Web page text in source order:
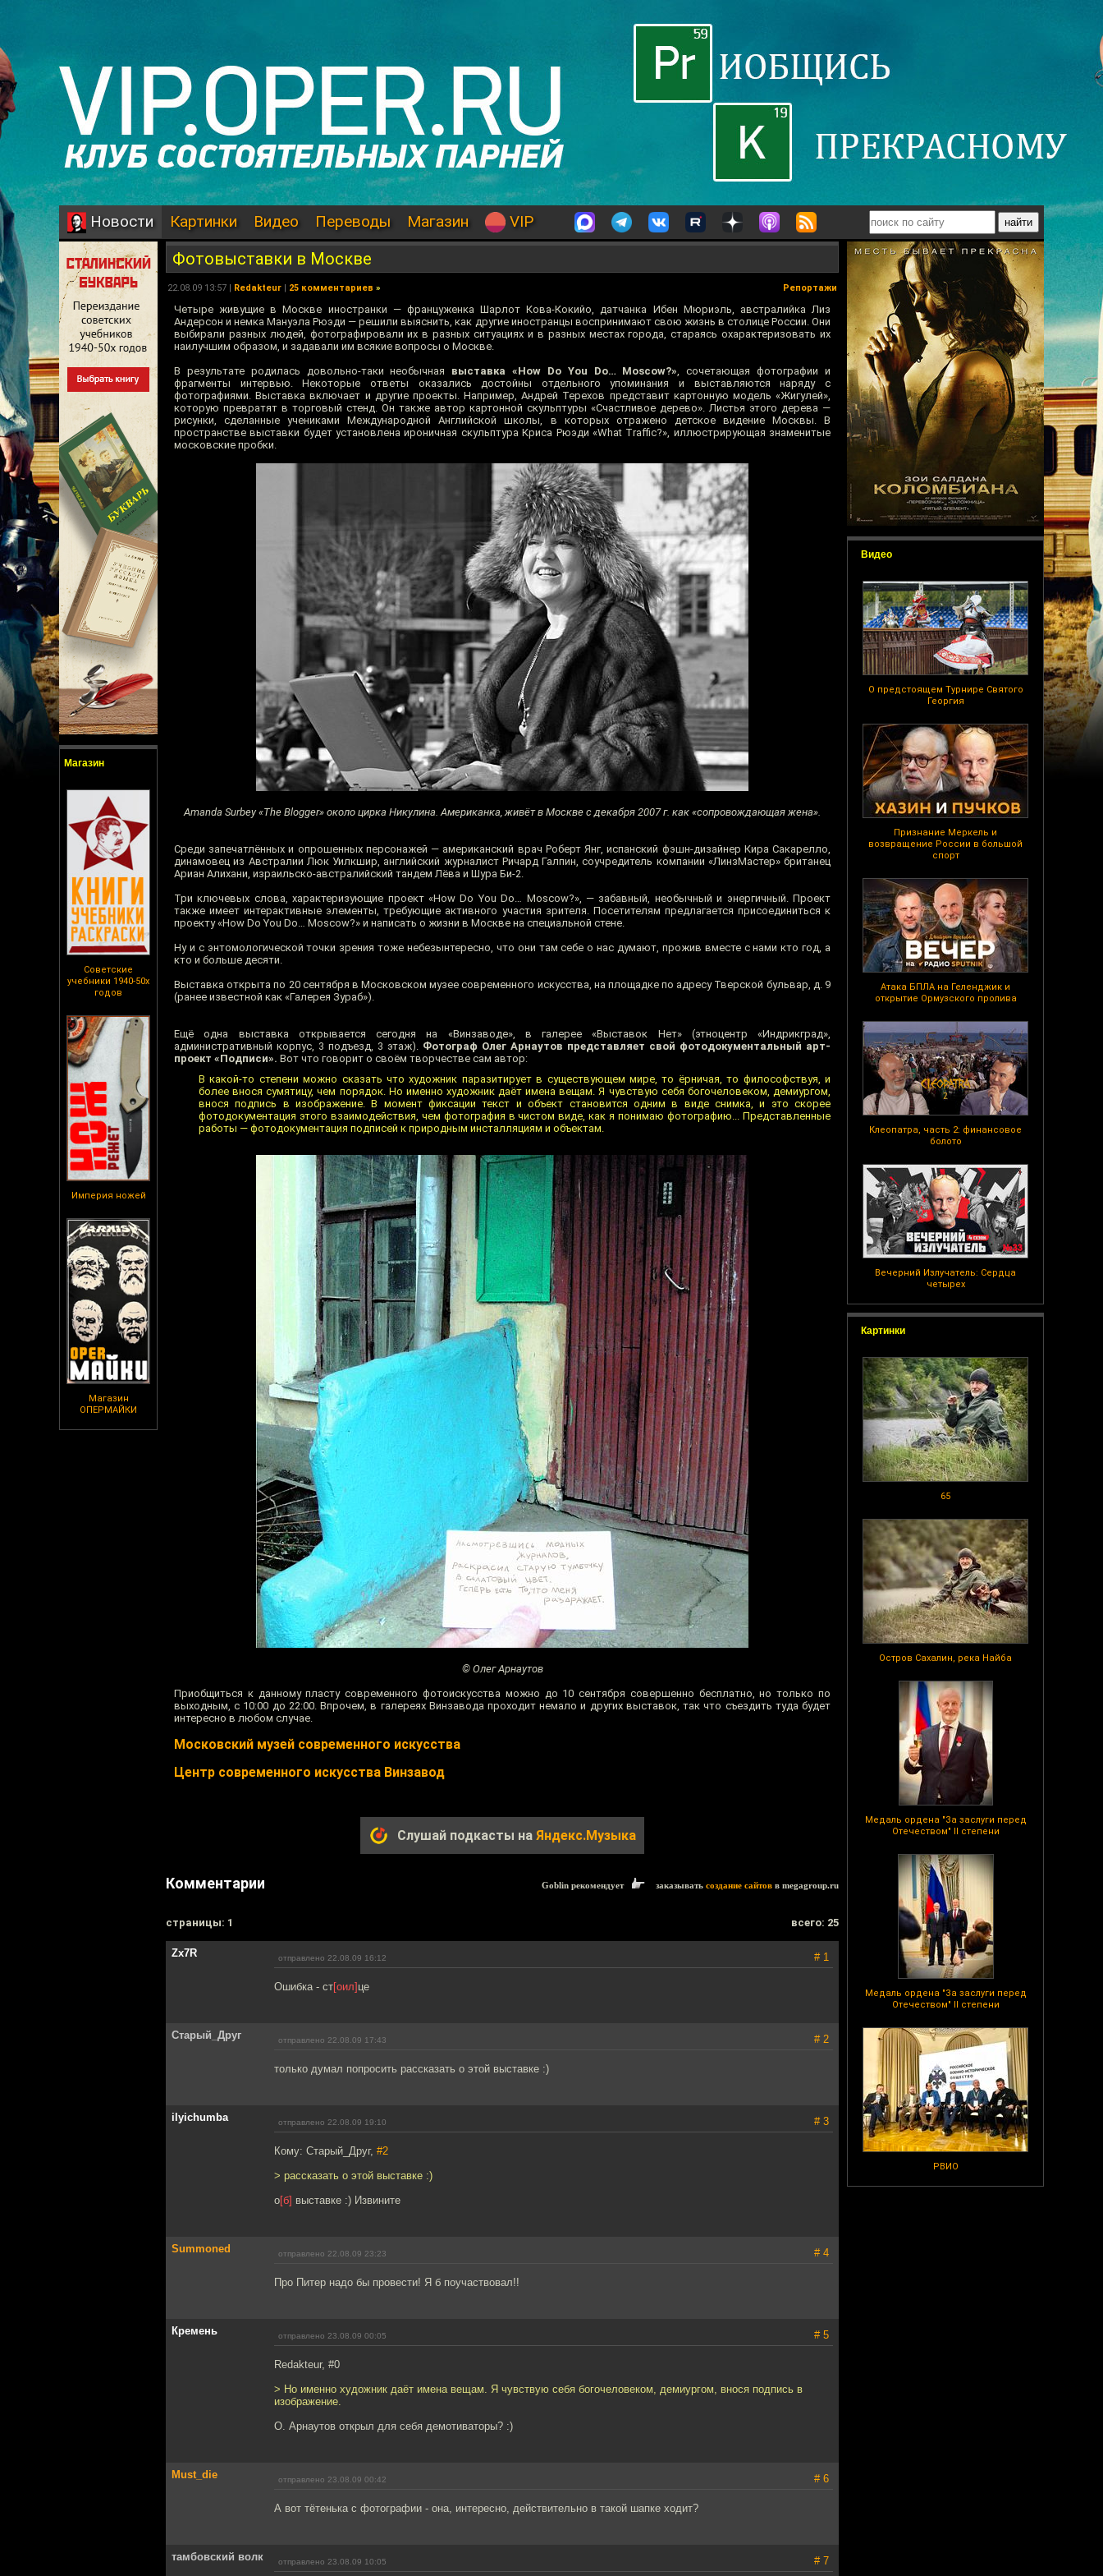
Новости Картинки Видео Переводы Магазин VIP
Магазин
Советские
учебники 1940-50х
годов
Империя ножей
Магазин
ОПЕРМАЙКИ
Видео
О предстоящем Турнире Святого
Георгия
Признание Меркель и
возвращение России в большой
спорт
Атака БПЛА на Геленджик и
открытие Ормузского пролива
Клеопатра, часть 2: финансовое
болото
Вечерний Излучатель: Сердца
четырех
Картинки
65
Остров Сахалин, река Найба
Медаль ордена "За заслуги перед
Отечеством" II степени
Медаль ордена "За заслуги перед
Отечеством" II степени
РВИО
Фотовыставки в Москве
22.08.09 13:57 | Redakteur | 25 комментариев » Репортажи
Четыре живущие в Москве иностранки — француженка Шарлот Кова-Кокийо, датчанка Ибен Мюриэль, австралийка Лиз
Андерсон и немка Мануэла Рюэди — решили выяснить, как другие иностранцы воспринимают свою жизнь в столице России. Они
выбирали разных людей, фотографировали их в разных ситуациях и в разных местах города, стараясь охарактеризовать их
наилучшим образом, и задавали им всякие вопросы о Москве.
В результате родилась довольно-таки необычная выставка «How Do You Do… Moscow?», сочетающая фотографии и
фрагменты интервью. Некоторые ответы оказались достойны отдельного упоминания и выставляются наряду с
фотографиями. Выставка включает и другие проекты. Например, Андрей Терехов представит картонную модель «Жигулей»,
которую превратят в торговый стенд. Он также автор картонной скульптуры «Счастливое дерево». Листья этого дерева —
рисунки, сделанные учениками Международной Английской школы, в которых отражено детское видение Москвы. В
пространстве выставки будет установлена ироничная скульптура Криса Рюэди «What Traffic?», иллюстрирующая знаменитые
московские пробки.
Amanda Surbey «The Blogger» около цирка Никулина. Американка, живёт в Москве с декабря 2007 г. как «сопровождающая жена».
Среди запечатлённых и опрошенных персонажей — американский врач Роберт Янг, испанский фэшн-дизайнер Кира Сакарелло,
динамовец из Австралии Люк Уилкшир, английский журналист Ричард Галпин, соучредитель компании «ЛинзМастер» британец
Ариан Алихани, израильско-австралийский тандем Лёва и Шура Би-2.
Три ключевых слова, характеризующие проект «How Do You Do… Moscow?», — забавный, необычный и энергичный. Проект
также имеет интерактивные элементы, требующие активного участия зрителя. Посетителям предлагается присоединиться к
проекту «How Do You Do… Moscow?» и написать о жизни в Москве на специальной стене.
Ну и с энтомологической точки зрения тоже небезынтересно, что они там себе о нас думают, прожив вместе с нами кто год, а
кто и больше десяти.
Выставка открыта по 20 сентября в Московском музее современного искусства, на площадке по адресу Тверской бульвар, д. 9
(ранее известной как «Галерея Зураб»).
Ещё одна выставка открывается сегодня на «Винзаводе», в галерее «Выставок Нет» (этноцентр «Индрикград»,
административный корпус, 3 подъезд, 3 этаж). Фотограф Олег Арнаутов представляет свой фотодокументальный арт-
проект «Подписи». Вот что говорит о своём творчестве сам автор:
В какой-то степени можно сказать что художник паразитирует в существующем мире, то ёрничая, то философствуя, и
более внося сумятицу, чем порядок. Но именно художник даёт имена вещам. Я чувствую себя богочеловеком, демиургом,
внося подпись в изображение. В момент фиксации текст и объект становится одним в виде снимка, и это скорее
фотодокументация этого взаимодействия, чем фотография в чистом виде, как я понимаю фотографию... Представленные
работы — фотодокументация подписей к природным инсталляциям и объектам.
© Олег Арнаутов
Приобщиться к данному пласту современного фотоискусства можно до 10 сентября совершенно бесплатно, но только по
выходным, с 10:00 до 22:00. Впрочем, в галереях Винзавода проходит немало и других выставок, так что съездить туда будет
интересно в любом случае.
Московский музей современного искусства
Центр современного искусства Винзавод
Слушай подкасты на Яндекс.Музыка
Комментарии Goblin рекомендует заказывать создание сайтов в megagroup.ru
cтраницы: 1 всего: 25
Zx7R отправлено 22.08.09 16:12 # 1
Ошибка - ст[оил] це
Старый_Друг отправлено 22.08.09 17:43 # 2
только думал попросить рассказать о этой выставке :)
ilyichumba отправлено 22.08.09 19:10 # 3
Кому: Старый_Друг, #2
> рассказать о этой выставке :)
о[б] выставке :) Извините
Summoned отправлено 22.08.09 23:23 # 4
Про Питер надо бы провести! Я б поучаствовал!!
Кремень отправлено 23.08.09 00:05 # 5
Redakteur, #0
> Но именно художник даёт имена вещам. Я чувствую себя богочеловеком, демиургом, внося подпись в
изображение.
О. Арнаутов открыл для себя демотиваторы? :)
Must_die отправлено 23.08.09 00:42 # 6
А вот тётенька с фотографии - она, интересно, действительно в такой шапке ходит?
тамбовский волк отправлено 23.08.09 10:05 # 7